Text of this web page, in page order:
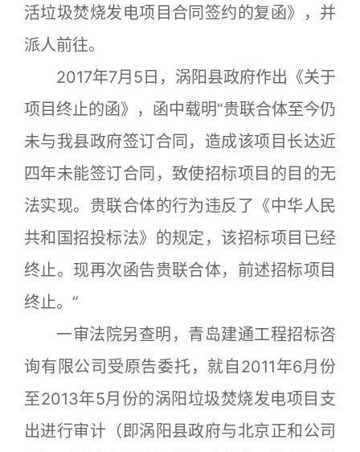
活垃圾焚烧发电项目合同签约的复函》，并
派人前往。
2017年7月5日，涡阳县政府作出《关于
项目终止的函》，函中载明“贵联合体至今仍
未与我县政府签订合同，造成该项目长达近
四年未能签订合同，致使招标项目的目的无
法实现。贵联合体的行为违反了《中华人民
共和国招投标法》的规定，该招标项目已经
终止。现再次函告贵联合体，前述招标项目
终止。”
一审法院另查明，青岛建通工程招标咨
询有限公司受原告委托，就自2011年6月份
至2013年5月份的涡阳垃圾焚烧发电项目支
出进行审计（即涡阳县政府与北京正和公司